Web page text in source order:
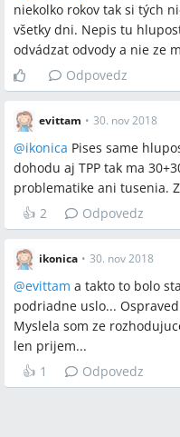
niekolko rokov tak si tých
všetky dni. Nepis tu
odvádzat odvody a nie ze
Odpovedz
evittam • 30. nov 2018
@ikonica Pises same
dohodu aj TPP tak ma
problematike ani tusenia.
👍 2 Odpovedz
ikonica • 30. nov 2018
@evittam a takto to bolo
podriadne uslo...
Myslela som ze
len prijem...
👍 1 Odpovedz